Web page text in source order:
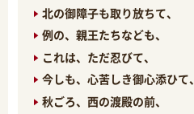
北の御障子も取り放ちて、
例の、親王たちなども、
これは、ただ忍びて、
今しも、心苦しき御心添ひて、
秋ごろ、西の渡殿の前、